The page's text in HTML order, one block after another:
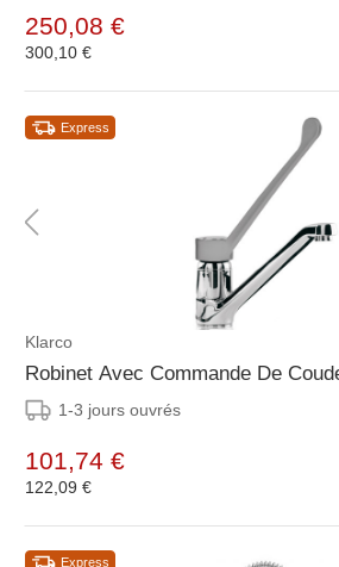
250,08 €
300,10 €
Express
Klarco
Robinet Avec Commande De
1-3 jours ouvrés
101,74 €
122,09 €
Express